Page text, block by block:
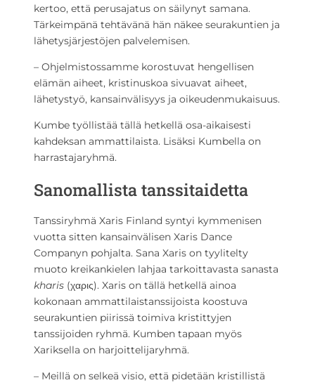
kertoo, että perusajatus on säilynyt samana.
Tärkeimpänä tehtävänä hän näkee seurakuntien ja
lähetysjärjestöjen palvelemisen.
– Ohjelmistossamme korostuvat hengellisen
elämän aiheet, kristinuskoa sivuavat aiheet,
lähetystyö, kansainvälisyys ja oikeudenmukaisuus.
Kumbe työllistää tällä hetkellä osa-aikaisesti
kahdeksan ammattilaista. Lisäksi Kumbella on
harrastajaryhmä.
Sanomallista tanssitaidetta
Tanssiryhmä Xaris Finland syntyi kymmenisen
vuotta sitten kansainvälisen Xaris Dance
Companyn pohjalta. Sana Xaris on tyylitelty
muoto kreikankielen lahjaa tarkoittavasta sanasta
kharis (χαρις). Xaris on tällä hetkellä ainoa
kokonaan ammattilaistanssijoista koostuva
seurakuntien piirissä toimiva kristittyjen
tanssijoiden ryhmä. Kumben tapaan myös
Xariksella on harjoittelijaryhmä.
– Meillä on selkeä visio, että pidetään kristillistä